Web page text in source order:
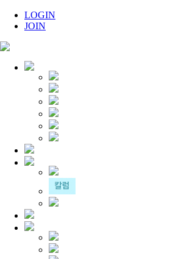
LOGIN
JOIN